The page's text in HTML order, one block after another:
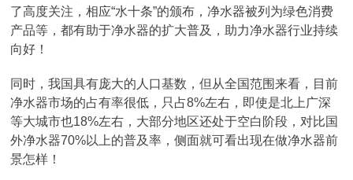
了高度关注，相应“水十条”的颁布，净水器被列为绿色消费
产品等，都有助于净水器的扩大普及，助力净水器行业持续
向好！
同时，我国具有庞大的人口基数，但从全国范围来看，目前
净水器市场的占有率很低，只占8%左右，即使是北上广深
等大城市也18%左右，大部分地区还处于空白阶段，对比国
外净水器70%以上的普及率，侧面就可看出现在做净水器前
景怎样！